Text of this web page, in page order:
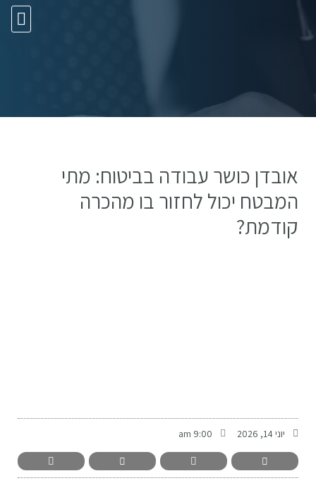
אובדן כושר עבודה בביטוח: מתי
המבטח יכול לחזור בו מהכרה
קודמת?
יוני 14, 2026 9:00 am